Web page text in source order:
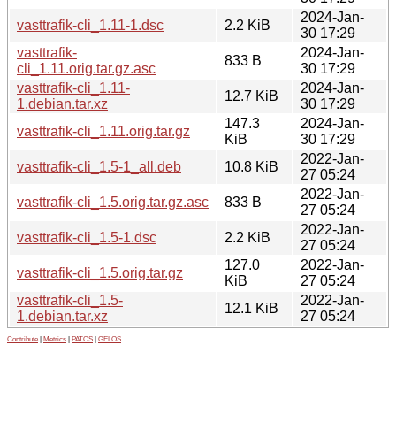
vasttrafik-cli_1.11-1.dsc
2.2 KiB
2024-Jan-
30 17:29
vasttrafik-
cli_1.11.orig.tar.gz.asc
833 B
2024-Jan-
30 17:29
vasttrafik-cli_1.11-
1.debian.tar.xz
12.7 KiB
2024-Jan-
30 17:29
vasttrafik-cli_1.11.orig.tar.gz
147.3
KiB
2024-Jan-
30 17:29
vasttrafik-cli_1.5-1_all.deb
10.8 KiB
2022-Jan-
27 05:24
vasttrafik-cli_1.5.orig.tar.gz.asc
833 B
2022-Jan-
27 05:24
vasttrafik-cli_1.5-1.dsc
2.2 KiB
2022-Jan-
27 05:24
vasttrafik-cli_1.5.orig.tar.gz
127.0
KiB
2022-Jan-
27 05:24
vasttrafik-cli_1.5-
1.debian.tar.xz
12.1 KiB
2022-Jan-
27 05:24
Contribute Metrics PATOS GELOS